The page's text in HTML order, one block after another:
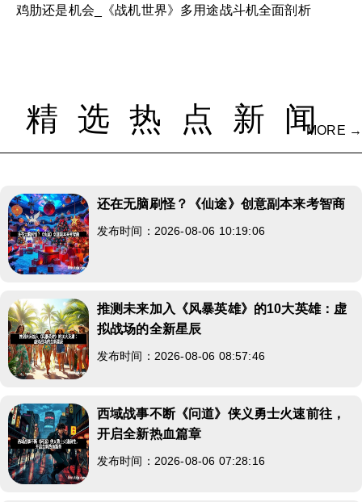
鸡肋还是机会_《战机世界》多用途战斗机全面剖析
精选热点新闻
MORE →
还在无脑刷怪？《仙途》创意副本来考智商
发布时间：2026-08-06 10:19:06
推测未来加入《风暴英雄》的10大英雄：虚
拟战场的全新星辰
发布时间：2026-08-06 08:57:46
西域战事不断《问道》侠义勇士火速前往，
开启全新热血篇章
发布时间：2026-08-06 07:28:16